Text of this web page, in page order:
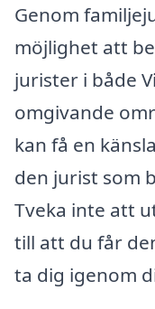
Genom
möjlighet att
jurister i både
omgivande
kan få en
den jurist som
Tveka inte att
till att du får
ta dig igenom